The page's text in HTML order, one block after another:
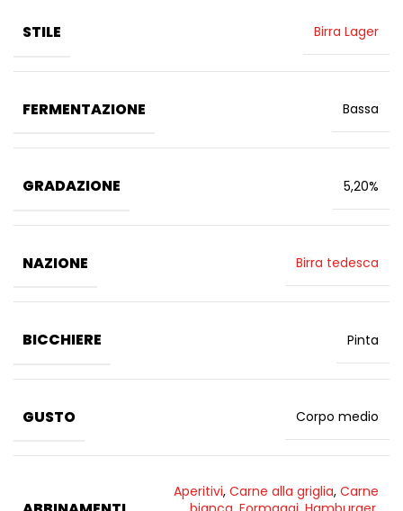
STILE Birra Lager
FERMENTAZIONE Bassa
GRADAZIONE 5,20%
NAZIONE Birra tedesca
BICCHIERE Pinta
GUSTO Corpo medio
Aperitivi, Carne alla griglia, Carne